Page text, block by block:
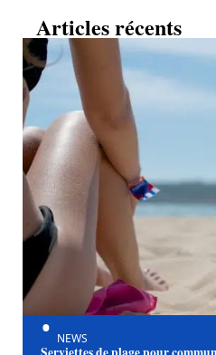
Articles récents
NEWS